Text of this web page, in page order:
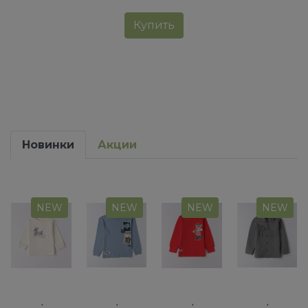
Купить
Новинки Акции
NEW NEW NEW NEW